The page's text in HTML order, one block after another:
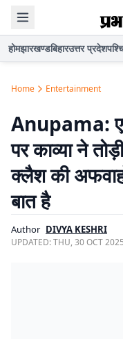
होमझारखण्डबिहारउत्तर प्रदेश
Home Entertainment
Anupama:
पर काव्या ने
क्लैश की
बात है
Author DIVYA KESHRI
UPDATED:THU, 30 OCT